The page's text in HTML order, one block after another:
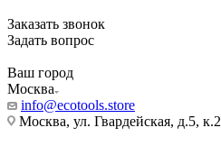
Заказать звонок
Задать вопрос
Ваш город
Москва
info@ecotools.store
Москва, ул. Гвардейская, д.5, к.2